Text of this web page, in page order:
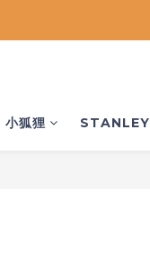
狐狸 STANLEY